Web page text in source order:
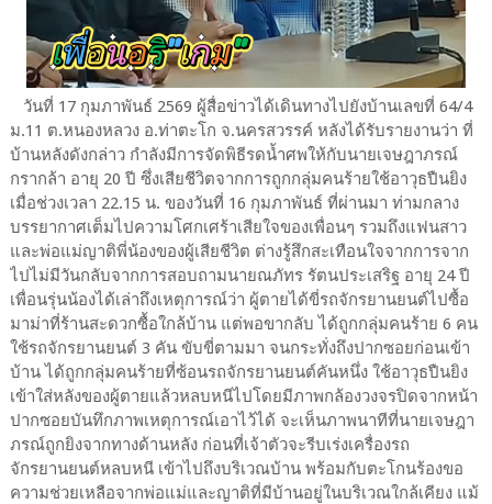
วันที่ 17 กุมภาพันธ์ 2569 ผู้สื่อข่าวได้เดินทางไปยังบ้านเลขที่ 64/4
ม.11 ต.หนองหลวง อ.ท่าตะโก จ.นครสวรรค์ หลังได้รับรายงานว่า ที่
บ้านหลังดังกล่าว กำลังมีการจัดพิธีรดน้ำศพให้กับนายเจษฎาภรณ์
กรากล้า อายุ 20 ปี ซึ่งเสียชีวิตจากการถูกกลุ่มคนร้ายใช้อาวุธปืนยิง
เมื่อช่วงเวลา 22.15 น. ของวันที่ 16 กุมภาพันธ์ ที่ผ่านมา ท่ามกลาง
บรรยากาศเต็มไปความโศกเศร้าเสียใจของเพื่อนๆ รวมถึงแฟนสาว
และพ่อแม่ญาติพี่น้องของผู้เสียชีวิต ต่างรู้สึกสะเทือนใจจากการจาก
ไปไม่มีวันกลับจากการสอบถามนายณภัทร รัตนประเสริฐ อายุ 24 ปี
เพื่อนรุ่นน้องได้เล่าถึงเหตุการณ์ว่า ผู้ตายได้ขี่รถจักรยานยนต์ไปซื้อ
มาม่าที่ร้านสะดวกซื้อใกล้บ้าน แต่พอขากลับ ได้ถูกกลุ่มคนร้าย 6 คน
ใช้รถจักรยานยนต์ 3 คัน ขับขี่ตามมา จนกระทั่งถึงปากซอยก่อนเข้า
บ้าน ได้ถูกกลุ่มคนร้ายที่ซ้อนรถจักรยานยนต์คันหนึ่ง ใช้อาวุธปืนยิง
เข้าใส่หลังของผู้ตายแล้วหลบหนีไปโดยมีภาพกล้องวงจรปิดจากหน้า
ปากซอยบันทึกภาพเหตุการณ์เอาไว้ได้ จะเห็นภาพนาทีที่นายเจษฎา
ภรณ์ถูกยิงจากทางด้านหลัง ก่อนที่เจ้าตัวจะรีบเร่งเครื่องรถ
จักรยานยนต์หลบหนี เข้าไปถึงบริเวณบ้าน พร้อมกับตะโกนร้องขอ
ความช่วยเหลือจากพ่อแม่และญาติที่มีบ้านอยู่ในบริเวณใกล้เคียง แม้